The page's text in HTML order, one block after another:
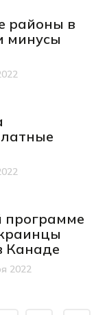
районы в
минусы
программе
Канаде
2022